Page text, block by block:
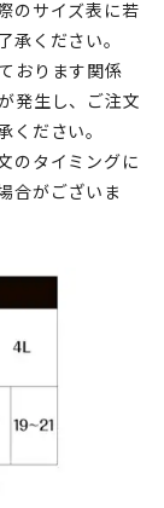
のサイズ表に若
ください。
おります関係
発生し、ご注文
ださい。
のタイミングに
合がございま